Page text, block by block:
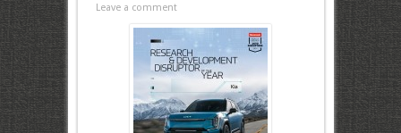
Leave a comment